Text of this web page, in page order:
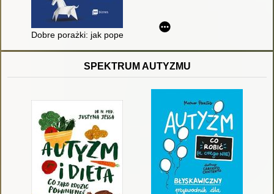
Dobre porażki: jak popełniać błędy, aby odnieść sukces
SPEKTRUM AUTYZMU